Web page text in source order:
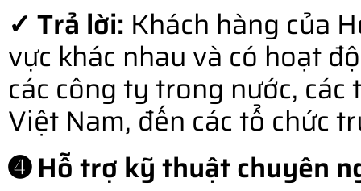
✓ Trả lời: Khách hàng của
vực khác nhau và có hoạt
các công ty trong nước,
Việt Nam, đến các tổ chức
➍ Hỗ trợ kỹ thuật chuyên